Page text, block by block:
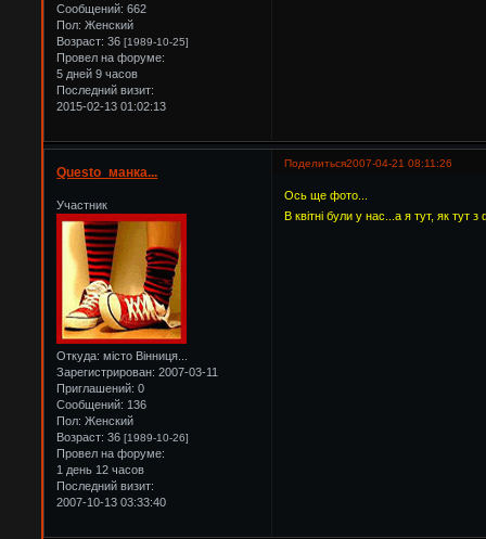
Сообщений: 662
Пол: Женский
Возраст: 36[1989-10-25]
Провел на форуме:
5 дней 9 часов
Последний визит:
2015-02-13 01:02:13
Поделиться2007-04-21 08:11:26
Questo_манка...
Участник
Откуда: місто Вінниця...
Зарегистрирован: 2007-03-11
Приглашений: 0
Сообщений: 136
Пол: Женский
Возраст: 36[1989-10-26]
Провел на форуме:
1 день 12 часов
Последний визит:
2007-10-13 03:33:40
Ось ще фото...
В квітні були у нас...а я тут, як тут з